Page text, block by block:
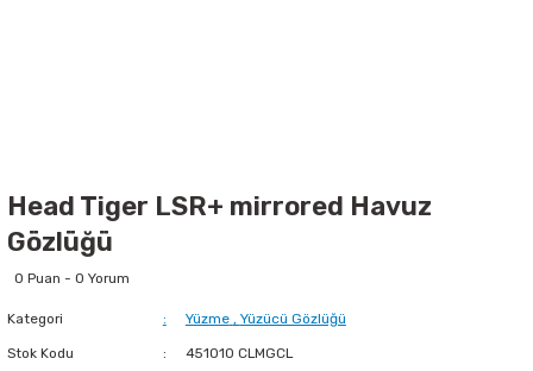
Head Tiger LSR+ mirrored Havuz
Gözlüğü
0 Puan - 0 Yorum
Kategori Yüzme , Yüzücü Gözlüğü
Stok Kodu 451010 CLMGCL